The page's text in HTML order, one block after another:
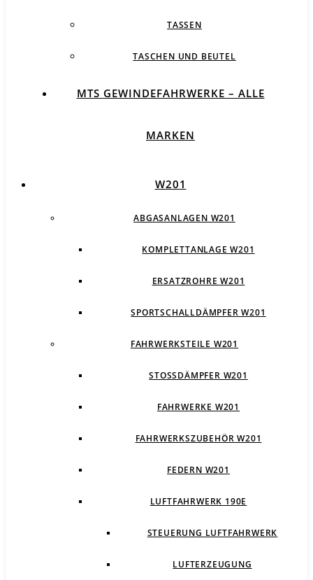
TASSEN
TASCHEN UND BEUTEL
MTS GEWINDEFAHRWERKE – ALLE
MARKEN
W201
ABGASANLAGEN W201
KOMPLETTANLAGE W201
ERSATZROHRE W201
SPORTSCHALLDÄMPFER W201
FAHRWERKSTEILE W201
STOSSDÄMPFER W201
FAHRWERKE W201
FAHRWERKSZUBEHÖR W201
FEDERN W201
LUFTFAHRWERK 190E
STEUERUNG LUFTFAHRWERK
LUFTERZEUGUNG